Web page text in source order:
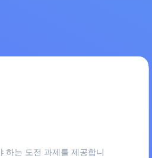
하는 도전 과제를 제공합니